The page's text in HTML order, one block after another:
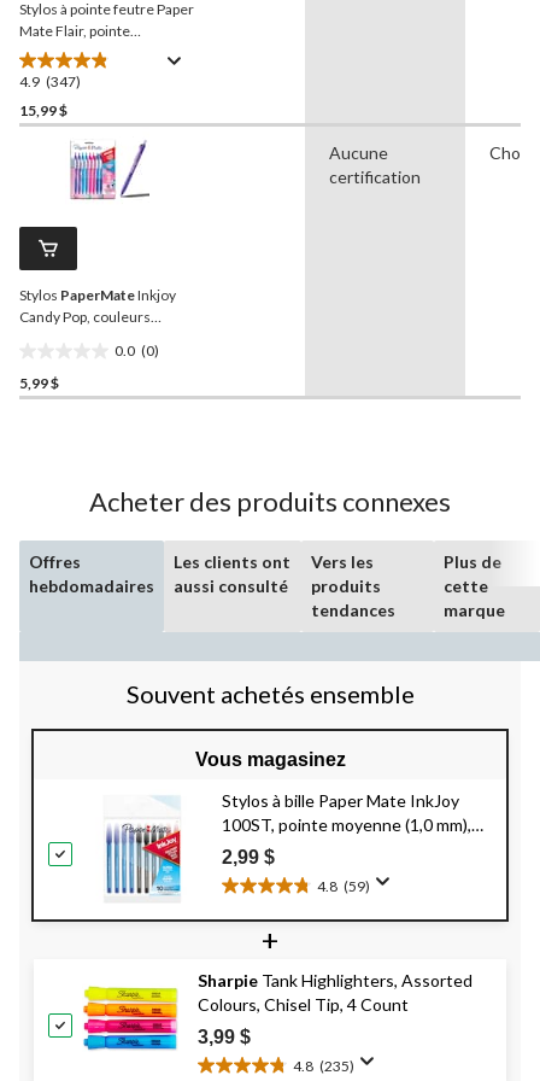
Stylos à pointe feutre Paper
Mate Flair, pointe
moyenne (0,7 mm),
couleurs variées, paq 12
4.9 (347)
4.9
étoile(s)
sur
évaluations
15,99 $
Stylos PaperMateInkjoy
Candy Pop, couleurs
0.0 (0)
étoile(s)
5,99 $
Aucune
certification
Choix
Acheter des produits connexes
Offres
hebdomadaires
Les clients ont
aussi consulté
Vers les
produits
tendances
Plus de
cette
marque
Souvent achetés ensemble
Vous magasinez
Stylos à bille Paper Mate InkJoy
100ST, pointe moyenne (1,0 mm),
couleurs variées (noir, bleu, rouge),
paq. 10
2,99 $
4.8 (59)
4.8
étoile(s)
59
évaluations
+
Sharpie Tank Highlighters, Assorted
Colours, Chisel Tip, 4 Count
3,99 $
4.8 (235)